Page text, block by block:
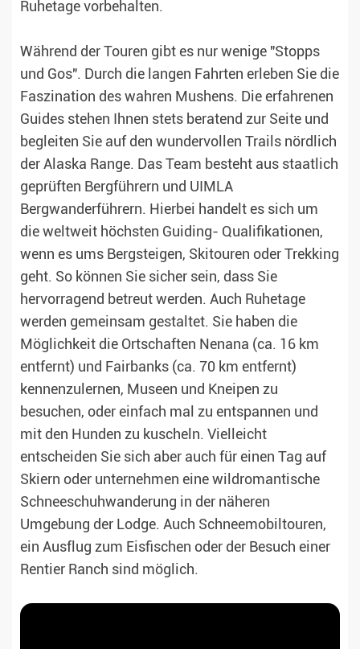
Ruhetage vorbehalten.
Während der Touren gibt es nur wenige "Stopps
und Gos". Durch die langen Fahrten erleben Sie die
Faszination des wahren Mushens. Die erfahrenen
Guides stehen Ihnen stets beratend zur Seite und
begleiten Sie auf den wundervollen Trails nördlich
der Alaska Range. Das Team besteht aus staatlich
geprüften Bergführern und UIMLA
Bergwanderführern. Hierbei handelt es sich um
die weltweit höchsten Guiding- Qualifikationen,
wenn es ums Bergsteigen, Skitouren oder Trekking
geht. So können Sie sicher sein, dass Sie
hervorragend betreut werden. Auch Ruhetage
werden gemeinsam gestaltet. Sie haben die
Möglichkeit die Ortschaften Nenana (ca. 16 km
entfernt) und Fairbanks (ca. 70 km entfernt)
kennenzulernen, Museen und Kneipen zu
besuchen, oder einfach mal zu entspannen und
mit den Hunden zu kuscheln. Vielleicht
entscheiden Sie sich aber auch für einen Tag auf
Skiern oder unternehmen eine wildromantische
Schneeschuhwanderung in der näheren
Umgebung der Lodge. Auch Schneemobiltouren,
ein Ausflug zum Eisfischen oder der Besuch einer
Rentier Ranch sind möglich.